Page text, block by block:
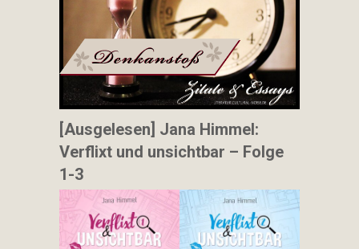
[Ausgelesen] Jana Himmel:
Verflixt und unsichtbar – Folge
1-3